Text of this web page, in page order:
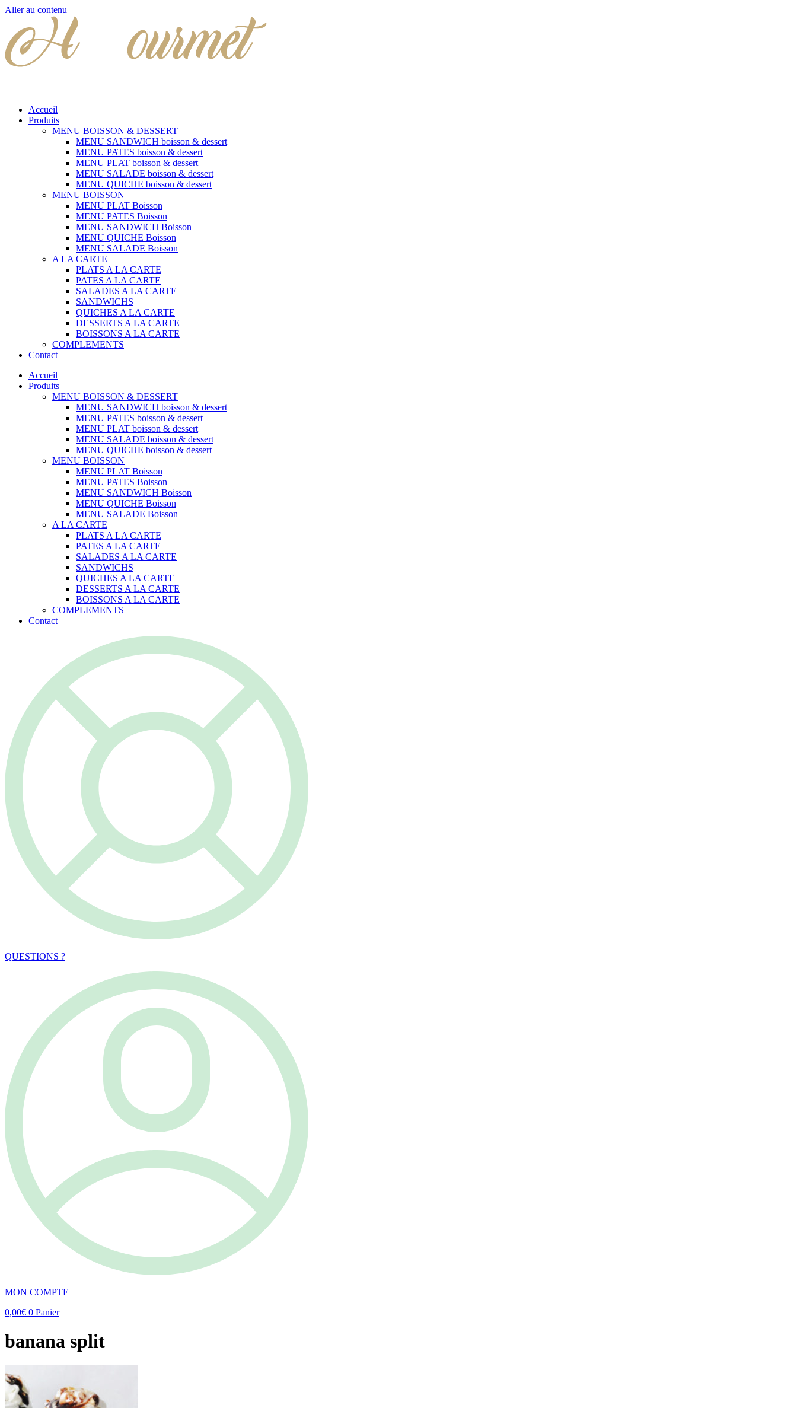
Aller au contenu
Accueil
Produits
MENU BOISSON & DESSERT
MENU SANDWICH boisson & dessert
MENU PATES boisson & dessert
MENU PLAT boisson & dessert
MENU SALADE boisson & dessert
MENU QUICHE boisson & dessert
MENU BOISSON
MENU PLAT Boisson
MENU PATES Boisson
MENU SANDWICH Boisson
MENU QUICHE Boisson
MENU SALADE Boisson
A LA CARTE
PLATS A LA CARTE
PATES A LA CARTE
SALADES A LA CARTE
SANDWICHS
QUICHES A LA CARTE
DESSERTS A LA CARTE
BOISSONS A LA CARTE
COMPLEMENTS
Contact
Accueil
Produits
MENU BOISSON & DESSERT
MENU SANDWICH boisson & dessert
MENU PATES boisson & dessert
MENU PLAT boisson & dessert
MENU SALADE boisson & dessert
MENU QUICHE boisson & dessert
MENU BOISSON
MENU PLAT Boisson
MENU PATES Boisson
MENU SANDWICH Boisson
MENU QUICHE Boisson
MENU SALADE Boisson
A LA CARTE
PLATS A LA CARTE
PATES A LA CARTE
SALADES A LA CARTE
SANDWICHS
QUICHES A LA CARTE
DESSERTS A LA CARTE
BOISSONS A LA CARTE
COMPLEMENTS
Contact
QUESTIONS ?
MON COMPTE
0,00€ 0 Panier
banana split